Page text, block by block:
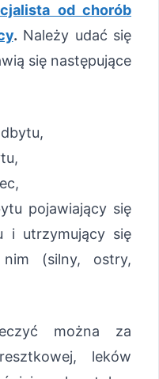
od chorób
. Należy udać się
się następujące
pojawiający się
i utrzymujący się
(silny, ostry,
można za
leków